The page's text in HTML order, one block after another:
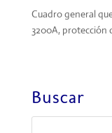
Cuadro general
3200A, protección
Buscar